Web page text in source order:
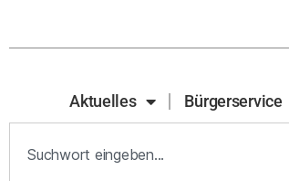
Aktuelles Bürgerservice